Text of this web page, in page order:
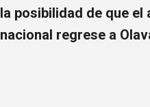
la posibilidad de que el
nacional regrese a